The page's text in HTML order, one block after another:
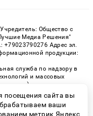
Общество с
Медиа Решения"
+79023790276 Адрес эл.
продукции:
служба по надзору в
и массовых
- 82534 от 21.01.2022
посещения сайта вы
ваши
метрик Яндекс